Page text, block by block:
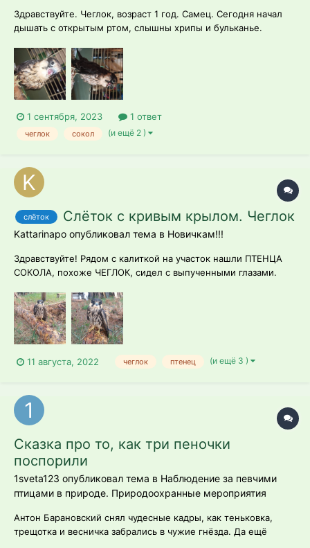
Здравствуйте. Чеглок, возраст 1 год. Самец. Сегодня начал
дышать с открытым ртом, слышны хрипы и бульканье.
хриплый писк. В горле вроде ничего нет, чистое. Кормим в
основном курицей, редко мышами. Вчера дала холодную не
подогр...
1 сентября, 2023 1 ответ
чеглок сокол (и ещё 2 )
слёток Слёток с кривым крылом. Чеглок
Kattarinapo опубликовал тема в Новичкам!!!
Здравствуйте! Рядом с калиткой на участок нашли ПТЕНЦА
СОКОЛА, похоже ЧЕГЛОК, сидел с выпученными глазами.
улице кошки и коровы.. Напоили из шприца, чуть ожил.
Пробует взлететь, больше прыгает. Пытались кормить
курицей, но сложно запихать в кл...
11 августа, 2022 чеглок птенец (и ещё 3 )
Сказка про то, как три пеночки
поспорили
1sveta123 опубликовал тема в Наблюдение за певчими
птицами в природе. Природоохранные мероприятия
Антон Барановский снял чудесные кадры, как теньковка,
трещотка и весничка забрались в чужие гнёзда. Да ещё